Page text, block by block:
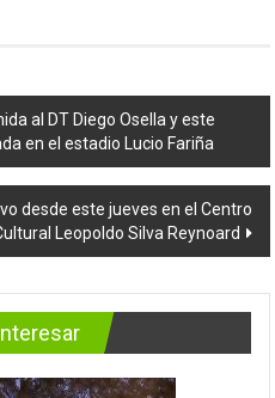
al DT Diego Osella y este
en el estadio Lucio Fariña
desde este jueves en el Centro
Leopoldo Silva Reynoard